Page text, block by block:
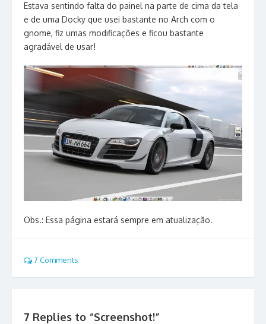
Estava sentindo falta do painel na parte de cima da tela
e de uma Docky que usei bastante no Arch com o
gnome, fiz umas modificações e ficou bastante
agradável de usar!
Obs.: Essa página estará sempre em atualização.
7 Comments
7 Replies to “Screenshot!”